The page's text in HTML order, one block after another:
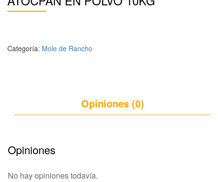
Categoría: Mole de Rancho
Opiniones (0)
Opiniones
No hay opiniones todavía.